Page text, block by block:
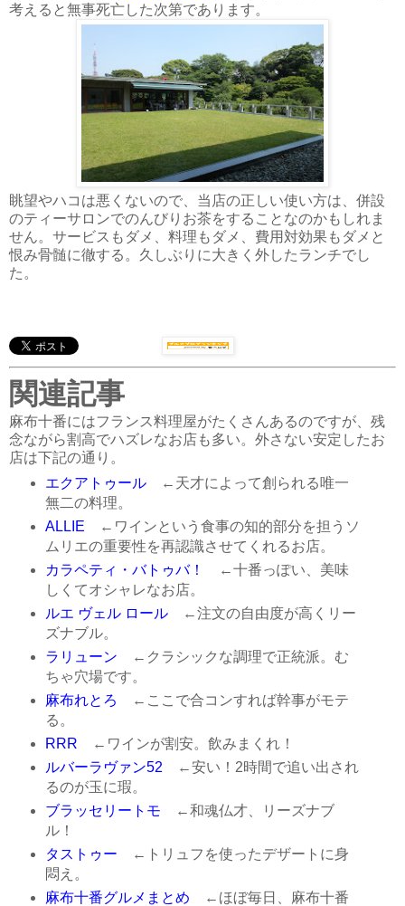
考えると無事死亡した次第であります。
眺望やハコは悪くないので、当店の正しい使い方は、併設
のティーサロンでのんびりお茶をすることなのかもしれま
せん。サービスもダメ、料理もダメ、費用対効果もダメと
恨み骨髄に徹する。久しぶりに大きく外したランチでし
た。
関連記事
麻布十番にはフランス料理屋がたくさんあるのですが、残
念ながら割高でハズレなお店も多い。外さない安定したお
店は下記の通り。
エクアトゥール←天才によって創られる唯一
無二の料理。
ALLIE ←ワインという食事の知的部分を担うソ
ムリエの重要性を再認識させてくれるお店。
カラペティ・バトゥバ！
←十番っぽい、美味
しくてオシャレなお店。
ルエ ヴェル ロール←注文の自由度が高くリー
ズナブル。
ラリューン ←クラシックな調理で正統派。む
ちゃ穴場です。
麻布れとろ ←ここで合コンすれば幹事がモテ
る。
RRR ←ワインが割安。飲みまくれ！
ルバーラヴァン52 ←安い！2時間で追い出され
るのが玉に瑕。
ブラッセリートモ ←和魂仏才、リーズナブ
ル！
タストゥー ←トリュフを使ったデザートに身
悶え。
麻布十番グルメまとめ ←ほぼ毎日、麻布十番